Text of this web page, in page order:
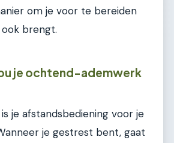
om je voor te bereiden
brengt.
je ochtend-ademwerk
je afstandsbediening voor je
je gestrest bent, gaat